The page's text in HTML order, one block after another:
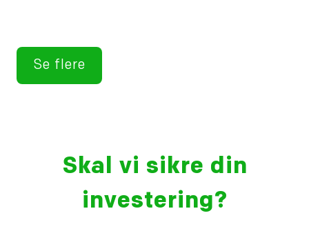
Se flere
Skal vi sikre din
investering?